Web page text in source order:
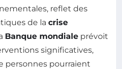
reflet des
de la crise
Banque mondiale prévoit
significatives,
personnes pourraient